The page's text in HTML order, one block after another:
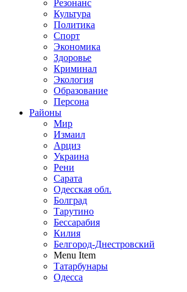
Резонанс
Культура
Политика
Спорт
Экономика
Здоровье
Криминал
Экология
Образование
Персона
Районы
Мир
Измаил
Арциз
Украина
Рени
Сарата
Одесская обл.
Болград
Тарутино
Бессарабия
Килия
Белгород-Днестровский
Menu Item
Татарбунары
Одесса